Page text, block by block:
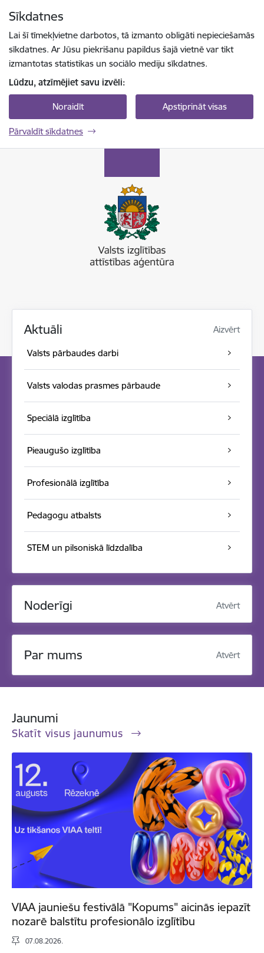
Sīkdatnes
Lai šī tīmekļvietne darbotos, tā izmanto obligāti nepieciešamās
sīkdatnes. Ar Jūsu piekrišanu papildus šajā vietnē var tikt
izmantotas statistikas un sociālo mediju sīkdatnes.
Lūdzu, atzīmējiet savu izvēli:
Noraidīt Apstiprināt visas
Pārvaldīt sīkdatnes
Aktuāli Aizvērt
Valsts pārbaudes darbi
Valsts valodas prasmes pārbaude
Speciālā izglītība
Pieaugušo izglītība
Profesionālā izglītība
Pedagogu atbalsts
STEM un pilsoniskā līdzdalība
Noderīgi Atvērt
Par mums Atvērt
Jaunumi
Skatīt visus jaunumus
VIAA jauniešu festivālā "Kopums" aicinās iepazīt
nozarē balstītu profesionālo izglītību
07.08.2026.